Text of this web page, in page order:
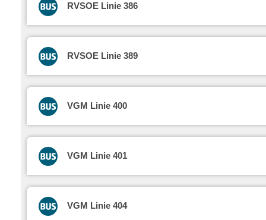
RVSOE Linie 386
RVSOE Linie 389
VGM Linie 400
VGM Linie 401
VGM Linie 404